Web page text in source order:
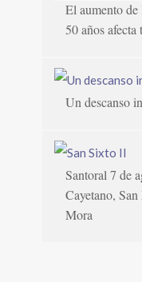
El aumento de
50 años
Un descanso
Santoral 7 de
Cayetano,
Mora